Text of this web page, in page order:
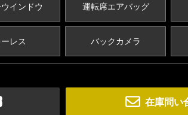
インドウ 運転席エアバッグ
レス バックカメラ
在庫問い